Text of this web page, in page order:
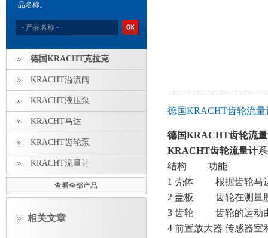
品名称。
德国KRACHT克拉克
KRACHT溢流阀
KRACHT液压泵
KRACHT马达
KRACHT齿轮泵
KRACHT流量计
查看全部产品
相关文章
德国KRACHT齿轮流
德国KRACHT齿轮流
KRACHT齿轮流量计
结构 功能
1 壳体 根据齿轮马达
2 盖板 齿轮在测量腔
3 齿轮 齿轮的运动由
4 前置放大器 传感器室